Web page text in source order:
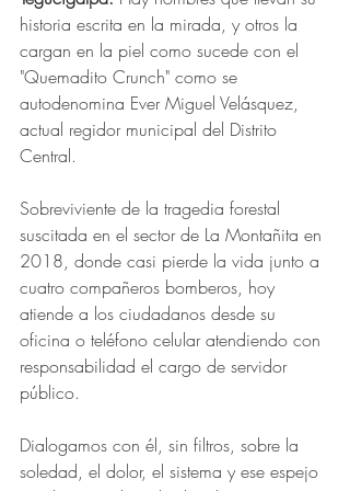
historia escrita en la mirada, y otros la
cargan en la piel como sucede con el
"Quemadito Crunch" como se
autodenomina Ever Miguel Velásquez,
actual regidor municipal del Distrito
Central.
Sobreviviente de la tragedia forestal
suscitada en el sector de La Montañita en
2018, donde casi pierde la vida junto a
cuatro compañeros bomberos, hoy
atiende a los ciudadanos desde su
oficina o teléfono celular atendiendo con
responsabilidad el cargo de servidor
público.
Dialogamos con él, sin filtros, sobre la
soledad, el dolor, el sistema y ese espejo